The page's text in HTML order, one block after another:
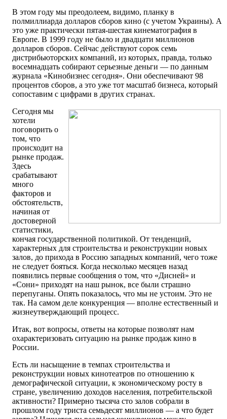
В этом году мы преодолеем, видимо, планку в
полмиллиарда долларов сборов кино (с учетом Украины). А
это уже практически пятая-шестая кинематография в
Европе. В 1999 году не было и двадцати миллионов
долларов сборов. Сейчас действуют сорок семь
дистрибьюторских компаний, из которых, правда, только
восемнадцать собирают серьезные деньги — по данным
журнала «Кинобизнес сегодня». Они обеспечивают 98
процентов сборов, а это уже тот масштаб бизнеса, который
сопоставим с цифрами в других странах.
Сегодня мы
хотели
поговорить о
том, что
происходит на
рынке продаж.
Здесь
срабатывают
много
факторов и
обстоятельств,
начиная от
достоверной
статистики,
кончая государственной политикой. От тенденций,
характерных для строительства и реконструкции новых
залов, до прихода в Россию западных компаний, чего тоже
не следует бояться. Когда несколько месяцев назад
появились первые сообщения о том, что «Дисней» и
«Сони» приходят на наш рынок, все были страшно
перепуганы. Опять показалось, что мы не устоим. Это не
так. На самом деле конкуренция — вполне естественный и
жизнеутверждающий процесс.
Итак, вот вопросы, ответы на которые позволят нам
охарактеризовать ситуацию на рынке продаж кино в
России.
Есть ли насыщение в темпах строительства и
реконструкции новых кинотеатров по отношению к
демографической ситуации, к экономическому росту в
стране, увеличению доходов населения, потребительской
активности? Примерно тысяча сто залов собрали в
прошлом году триста семьдесят миллионов — а что будет